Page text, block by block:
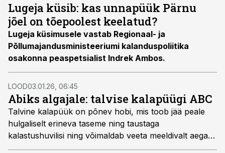
Lugeja küsib: kas unnapüük Pärnu
jõel on tõepoolest keelatud?
Lugeja küsimusele vastab Regionaal- ja
Põllumajandusministeeriumi kalanduspoliitika
osakonna peaspetsialist Indrek Ambos.
LOOD03.01.26, 06:45
Abiks algajale: talvise kalapüügi ABC
Talvine kalapüük on põnev hobi, mis toob jää peale
hulgaliselt erineva taseme ning taustaga
kalastushuvilisi ning võimaldab veeta meeldivalt aega
värskes õhus. Selles loos annab kogenud talikalastaja